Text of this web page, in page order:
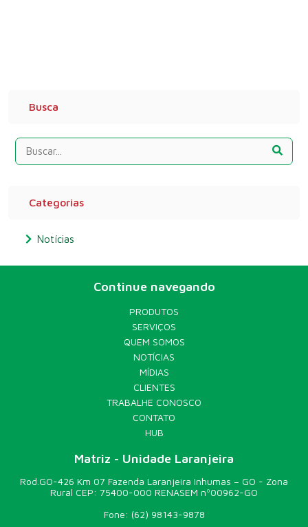
Busca
Categorias
Notícias
Continue navegando
PRODUTOS
SERVIÇOS
QUEM SOMOS
NOTÍCIAS
MÍDIAS
CLIENTES
TRABALHE CONOSCO
CONTATO
HUB
Matriz - Unidade Laranjeira
Rod.GO-426 Km 07 Fazenda Laranjeira Inhumas – GO - Zona
Rural CEP: 75400-000 RENASEM nº00962-GO
Fone: (62) 98143-9878